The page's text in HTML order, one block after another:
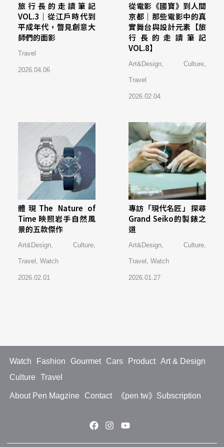
旅行長的走讀筆記
VOL.3｜從江戶時代到
平成年代，瞥見創意大
師們的面影
Travel
2026.04.06
從電影《國寶》到人間
京都｜那些電影中的真
實舞台與設計元素【旅
行長的走讀筆記
VOL.8】
Art&Design,Culture,
Travel
2026.02.04
體現The Nature of
Time 映照岩手自然風
景的五款傑作
Art&Design, Culture,
Travel , Watch
2026.02.01
專訪「現代名匠」 探尋
Grand Seiko的製錶之
道
Art&Design,Culture,
Travel ,Watch
2026.01.27
Watch Fashion Gourmet Cars Product
Art & Design
Culture
Travel
About Pen Magzine Contact 《pen tw》Subscription